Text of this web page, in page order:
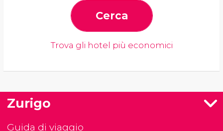
Cerca
Trova gli hotel più economici
Zurigo
Guida di viaggio